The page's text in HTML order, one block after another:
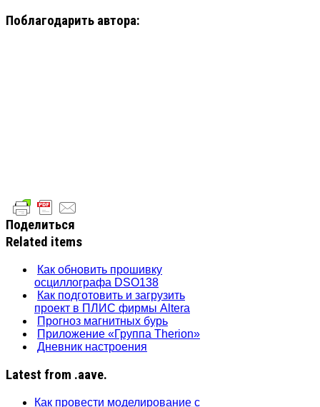
Поблагодарить автора:
Поделиться
Related items
Как обновить прошивку
осциллографа DSO138
Как подготовить и загрузить
проект в ПЛИС фирмы Altera
Прогноз магнитных бурь
Приложение «Группа Therion»
Дневник настроения
Latest from .aave.
Как провести моделирование с